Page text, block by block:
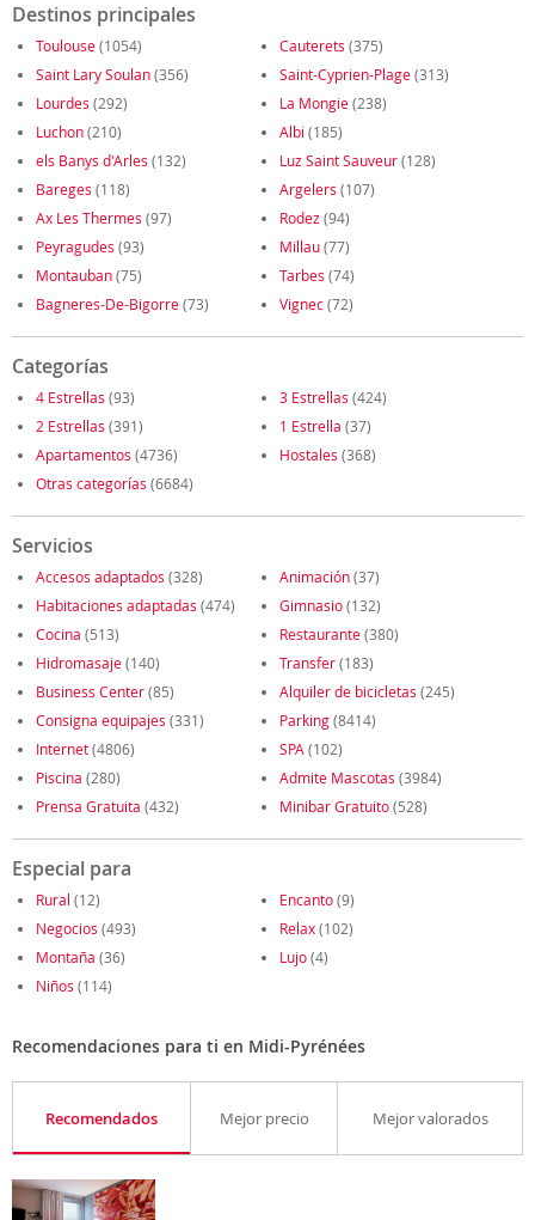
Destinos principales
Toulouse(1054) Cauterets (375)
Saint Lary Soulan(356) Saint-Cyprien-Plage(313)
Lourdes (292) La Mongie(238)
Luchon(210) Albi (185)
els Banys d'Arles (132) Luz Saint Sauveur(128)
Bareges (118) Argelers (107)
Ax Les Thermes (97) Rodez (94)
Peyragudes (93) Millau(77)
Montauban(75) Tarbes (74)
Bagneres-De-Bigorre(73) Vignec(72)
Categorías
4 Estrellas (93) 3 Estrellas (424)
2 Estrellas (391) 1 Estrella (37)
Apartamentos (4736) Hostales (368)
Otras categorías (6684)
Servicios
Accesos adaptados (328) Animación(37)
Habitaciones adaptadas (474) Gimnasio(132)
Cocina (513) Restaurante(380)
Hidromasaje(140) Transfer(183)
Business Center(85) Alquiler de bicicletas (245)
Consigna equipajes (331) Parking(8414)
Internet(4806) SPA (102)
Piscina (280) Admite Mascotas (3984)
Prensa Gratuita (432) Minibar Gratuito(528)
Especial para
Rural (12) Encanto(9)
Negocios (493) Relax(102)
Montaña (36) Lujo(4)
Niños (114)
Recomendaciones para ti en Midi-Pyrénées
Recomendados Mejor precio Mejor valorados